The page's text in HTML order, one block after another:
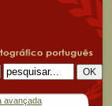
avançada